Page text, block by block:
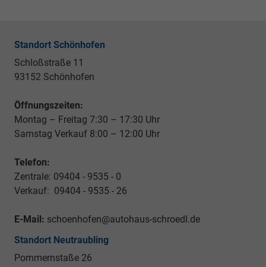
Standort Schönhofen
Schloßstraße 11
93152 Schönhofen
Öffnungszeiten:
Montag – Freitag 7:30 – 17:30 Uhr
Samstag Verkauf 8:00 – 12:00 Uhr
Telefon:
Zentrale: 09404 - 9535 - 0
Verkauf: 09404 - 9535 - 26
E-Mail: schoenhofen@autohaus-schroedl.de
Standort Neutraubling
Pommernstaße 26